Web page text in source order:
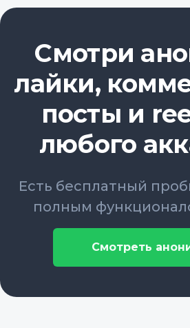
Смотри
лайки,
посты и
любого
Есть бесплатный
полным
Смотреть